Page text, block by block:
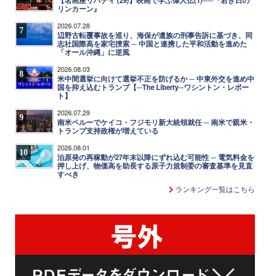
リンカーン』
7 2026.07.28
辺野古転覆事故を巡り、海保が遺族の刑事告訴に基づき、同
志社国際高を家宅捜索 ─ 中国と連携した平和活動を進めた
「オール沖縄」に逆風
8 2026.08.03
米中間選挙に向けて選挙不正を防げるか ─ 中東外交を進め中
国を抑え込むトランプ【─The Liberty─ワシントン・レポー
ト】
9 2026.07.29
南米ペルーでケイコ・フジモリ新大統領就任 ─ 南米で親米・
トランプ支持政権が増えている
10 2026.08.01
泊原発の再稼動が27年末以降にずれ込む可能性 ─ 電気料金を
押し上げ、物価高を助長する原子力規制委の審査基準を見直
すべき
ランキング一覧はこちら